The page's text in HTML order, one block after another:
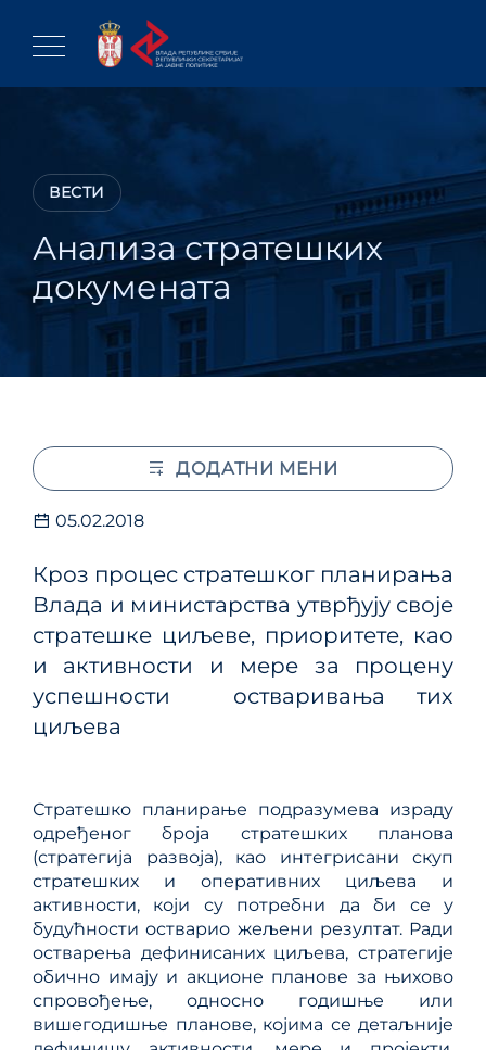
content
ВЕСТИ
Анализа стратешких
докумената
05.02.2018
Кроз процес стратешког планирања
Влада и министарства утврђују своје
стратешке циљеве, приоритете, као
и активности и мере за процену
успешности остваривања тих
циљева
Стратешко планирање подразумева израду
одређеног броја стратешких планова
(стратегија развоја), као интегрисани скуп
стратешких и оперативних циљева и
активности, који су потребни да би се у
будућности остварио жељени резултат. Ради
остварења дефинисаних циљева, стратегије
обично имају и акционе планове за њихово
спровођење, односно годишње или
вишегодишње планове, којима се детаљније
ДОДАТНИ МЕНИ